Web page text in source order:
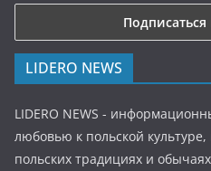
LIDERO NEWS
LIDERO NEWS -
любовью к польской
польских традициях и